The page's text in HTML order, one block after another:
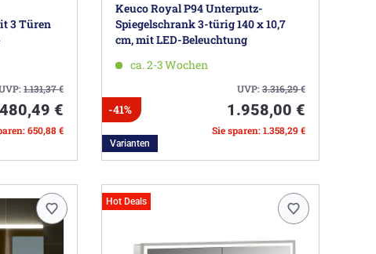
3 Türen
1.131,37€
480,49 €
650,88 €
Keuco Royal P94 Unterputz-
Spiegelschrank 3-türig 140 x 10,7
cm, mit LED-Beleuchtung
ca. 2-3 Wochen
UVP:3.316,29€
-41% 1.958,00 €
Sie sparen: 1.358,29 €
Varianten
Hot Deals